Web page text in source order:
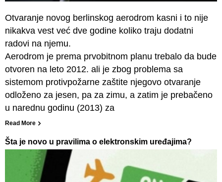
Otvaranje novog berlinskog aerodrom kasni i to nije
nikakva vest već dve godine koliko traju dodatni
radovi na njemu.
Aerodrom je prema prvobitnom planu trebalo da bude
otvoren na leto 2012. ali je zbog problema sa
sistemom protivpožarne zaštite njegovo otvaranje
odloženo za jesen, pa za zimu, a zatim je prebačeno
u narednu godinu (2013) za
Read More
Šta je novo u pravilima o elektronskim uređajima?